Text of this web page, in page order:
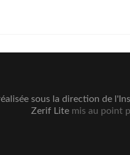
sous la direction de
Zerif Lite mis au point